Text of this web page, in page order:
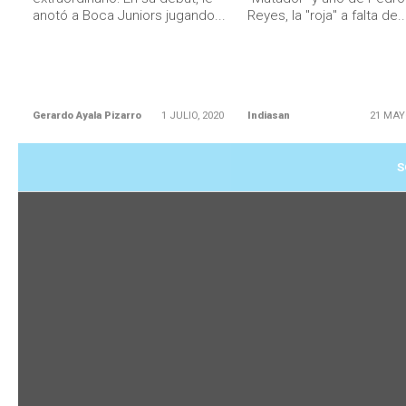
anotó a Boca Juniors jugando...
Gerardo Ayala Pizarro 1 JULIO, 2020
Reyes, la "roja" a falta
Indiasan 21